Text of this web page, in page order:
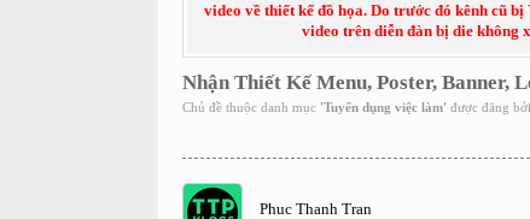
video về thiết kế đồ họa. Do trước đó kênh cũ
video trên diễn đàn bị die không
Nhận Thiết Kế Menu, Poster, Banner,
Chủ đề thuộc danh mục 'Tuyển dụng việc làm' được đăng bởi
Phuc Thanh Tran